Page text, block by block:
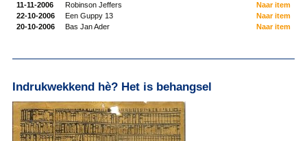
11-11-2006
Robinson Jeffers
Naar item
22-10-2006
Een Guppy 13
Naar item
20-10-2006
Bas Jan Ader Naar item
Indrukwekkend hè? Het is behangsel